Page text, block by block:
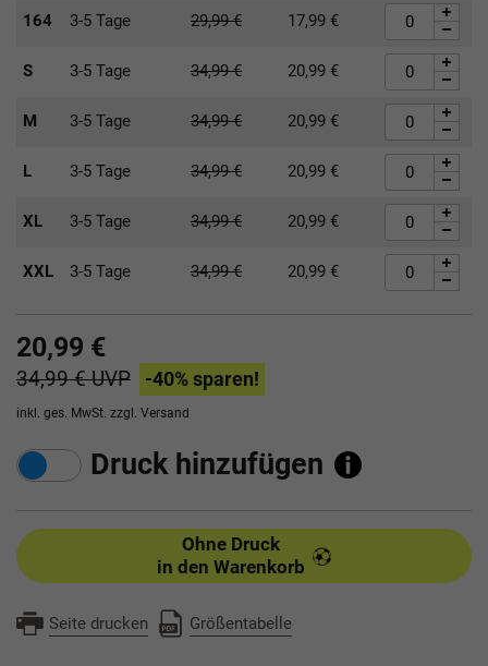
164 3-5 Tage 29,99€ 17,99 €
S 3-5 Tage 34,99€ 20,99 €
M 3-5 Tage 34,99€ 20,99 €
L 3-5 Tage 34,99€ 20,99 €
XL 3-5 Tage 34,99€ 20,99 €
XXL 3-5 Tage 34,99€ 20,99 €
20,99 €
34,99 €UVP -40% sparen!
inkl. ges. MwSt. zzgl. Versand
Druck hinzufügen
Ohne Druck
in den Warenkorb
Seite drucken Größentabelle